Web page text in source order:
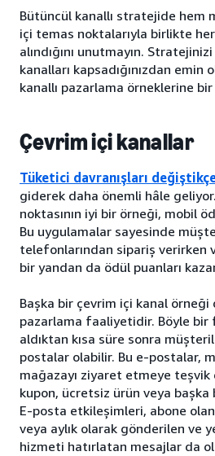
Bütüncül kanallı stratejide hem
içi temas noktalarıyla birlikte
alındığını unutmayın.
kanalları kapsadığınızdan
kanallı pazarlama örneklerine
Çevrim içi kanallar
Tüketici davranışları
giderek daha önemli hâle
noktasının iyi bir örneği, mobil
Bu uygulamalar sayesinde
telefonlarından sipariş verirken
bir yandan da ödül puanları
Başka bir çevrim içi kanal
pazarlama faaliyetidir. Böyle bir
aldıktan kısa süre sonra
postalar olabilir. Bu e-postalar,
mağazayı ziyaret etmeye
kupon, ücretsiz ürün veya
E-posta etkileşimleri, abone
veya aylık olarak gönderilen ve
hizmeti hatırlatan mesajlar da